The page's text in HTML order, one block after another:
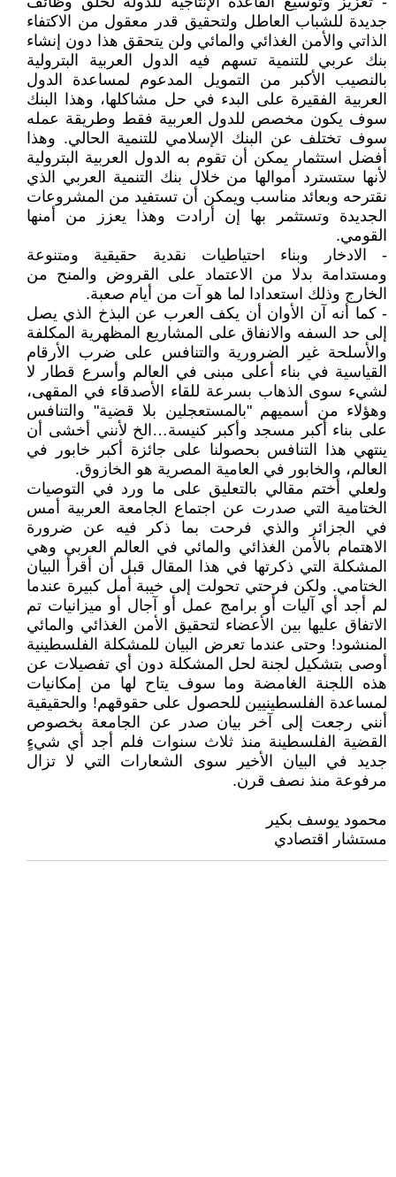
جديدة للشباب العاطل ولتحقيق قدر معقول من الاكتفاء
الذاتي والأمن الغذائي والمائي ولن يتحقق هذا دون إنشاء
بنك عربي للتنمية تسهم فيه الدول العربية البترولية
بالنصيب الأكبر من التمويل المدعوم لمساعدة الدول
العربية الفقيرة على البدء في حل مشاكلها، وهذا البنك
سوف يكون مخصص للدول العربية فقط وطريقة عمله
سوف تختلف عن البنك الإسلامي للتنمية الحالي. وهذا
أفضل استثمار يمكن أن تقوم به الدول العربية البترولية
لأنها ستسترد أموالها من خلال بنك التنمية العربي الذي
نقترحه وبعائد مناسب ويمكن أن تستفيد من المشروعات
الجديدة وتستثمر بها إن أرادت وهذا يعزز من أمنها
القومي.
- الادخار وبناء احتياطيات نقدية حقيقية ومتنوعة
ومستدامة بدلا من الاعتماد على القروض والمنح من
الخارج وذلك استعدادا لما هو آت من أيام صعبة.
- كما أنه آن الأوان أن يكف العرب عن البذخ الذي يصل
إلى حد السفه والانفاق على المشاريع المظهرية المكلفة
والأسلحة غير الضرورية والتنافس على ضرب الأرقام
القياسية في بناء أعلى مبنى في العالم وأسرع قطار لا
لشيء سوى الذهاب بسرعة للقاء الأصدقاء في المقهى،
وهؤلاء من أسميهم "بالمستعجلين بلا قضية" والتنافس
على بناء أكبر مسجد وأكبر كنيسة…الخ لأنني أخشى أن
ينتهي هذا التنافس بحصولنا على جائزة أكبر خابور في
العالم، والخابور في العامية المصرية هو الخازوق.
ولعلي أختم مقالي بالتعليق على ما ورد في التوصيات
الختامية التي صدرت عن اجتماع الجامعة العربية أمس
في الجزائر والذي فرحت بما ذكر فيه عن ضرورة
الاهتمام بالأمن الغذائي والمائي في العالم العربي وهي
المشكلة التي ذكرتها في هذا المقال قبل أن أقرأ البيان
الختامي. ولكن فرحتي تحولت إلى خيبة أمل كبيرة عندما
لم أجد أي آليات أو برامج عمل أو آجال أو ميزانيات تم
الاتفاق عليها بين الأعضاء لتحقيق الأمن الغذائي والمائي
المنشود! وحتى عندما تعرض البيان للمشكلة الفلسطينية
أوصى بتشكيل لجنة لحل المشكلة دون أي تفصيلات عن
هذه اللجنة الغامضة وما سوف يتاح لها من إمكانيات
لمساعدة الفلسطينيين للحصول على حقوقهم! والحقيقية
أنني رجعت إلى آخر بيان صدر عن الجامعة بخصوص
القضية الفلسطينة منذ ثلاث سنوات فلم أجد أي شيءٍ
جديد في البيان الأخير سوى الشعارات التي لا تزال
مرفوعة منذ نصف قرن.
‏‏‏محمود يوسف بكير
مستشار اقتصادي